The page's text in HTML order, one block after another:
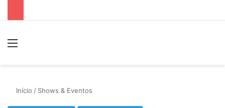
Início / Shows & Eventos